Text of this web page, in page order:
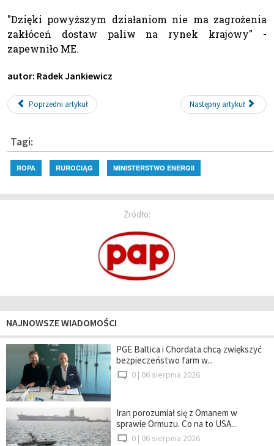
"Dzięki powyższym działaniom nie ma zagrożenia
zakłóceń dostaw paliw na rynek krajowy" -
zapewniło ME.
autor: Radek Jankiewicz
Poprzedni artykuł Następny artykuł
Tagi:
ROPA RUROCIĄG MINISTERSTWO ENERGII
Źródło:
NAJNOWSZE WIADOMOŚCI
PGE Baltica i Chordata chcą zwiększyć
bezpieczeństwo farm w...
0 | 06 sierpnia 2026
Iran porozumiał się z Omanem w
sprawie Ormuzu. Co na to USA...
0 | 06 sierpnia 2026